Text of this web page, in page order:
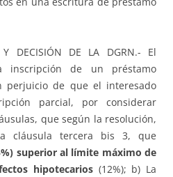
Y DECISIÓN DE LA DGRN.- El
inscripción de un préstamo
perjuicio de que el interesado
parcial, por considerar
que según la resolución,
cláusula tercera bis 3, que
superior al límite máximo de
hipotecarios(12%); b) La